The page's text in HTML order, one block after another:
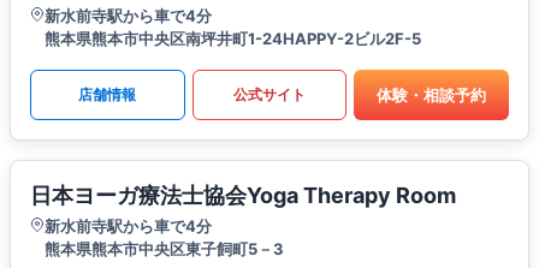
新水前寺駅から車で4分
熊本県熊本市中央区南坪井町1-24HAPPY-2ビル2F-5
店舗情報 公式サイト 体験・相談予約
日本ヨーガ療法士協会Yoga Therapy Room
新水前寺駅から車で4分
熊本県熊本市中央区東子飼町5－3